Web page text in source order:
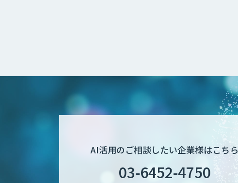
AI活用のご相談したい企業様はこちら
03-6452-4750